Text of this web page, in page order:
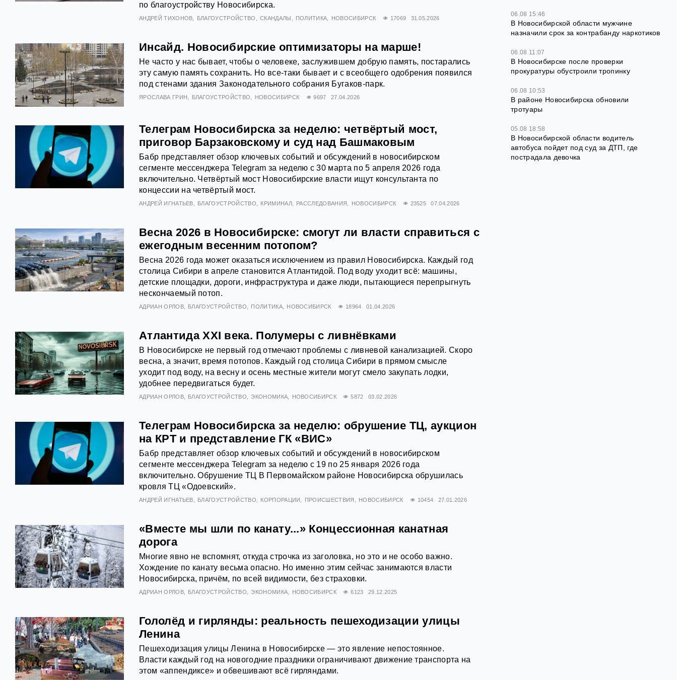
по благоустройству Новосибирска.
АНДРЕЙ ТИХОНОВ БЛАГОУСТРОЙСТВО СКАНДАЛЫ ПОЛИТИКА НОВОСИБИРСК 17069 31.05.2026
Инсайд. Новосибирские оптимизаторы на марше!
Не часто у нас бывает, чтобы о человеке, заслужившем добрую память, постарались
эту самую память сохранить. Но все-таки бывает и с всеобщего одобрения появился
под стенами здания Законодательного собрания Бугаков-парк.
ЯРОСЛАВА ГРИН БЛАГОУСТРОЙСТВО НОВОСИБИРСК 9697 27.04.2026
Телеграм Новосибирска за неделю: четвёртый мост,
приговор Барзаковскому и суд над Башмаковым
Бабр представляет обзор ключевых событий и обсуждений в новосибирском
сегменте мессенджера Telegram за неделю с 30 марта по 5 апреля 2026 года
включительно. Четвёртый мост Новосибирские власти ищут консультанта по
концессии на четвёртый мост.
АНДРЕЙ ИГНАТЬЕВ БЛАГОУСТРОЙСТВО КРИМИНАЛ РАССЛЕДОВАНИЯ НОВОСИБИРСК 23525 07.04.2026
Весна 2026 в Новосибирске: смогут ли власти справиться с
ежегодным весенним потопом?
Весна 2026 года может оказаться исключением из правил Новосибирска. Каждый год
столица Сибири в апреле становится Атлантидой. Под воду уходит всё: машины,
детские площадки, дороги, инфраструктура и даже люди, пытающиеся перепрыгнуть
нескончаемый потоп.
АДРИАН ОРЛОВ БЛАГОУСТРОЙСТВО ПОЛИТИКА НОВОСИБИРСК 18964 01.04.2026
Атлантида ХХI века. Полумеры с ливнёвками
В Новосибирске не первый год отмечают проблемы с ливневой канализацией. Скоро
весна, а значит, время потопов. Каждый год столица Сибири в прямом смысле
уходит под воду, на весну и осень местные жители могут смело закупать лодки,
удобнее передвигаться будет.
АДРИАН ОРЛОВ БЛАГОУСТРОЙСТВО ЭКОНОМИКА НОВОСИБИРСК 5872 03.02.2026
Телеграм Новосибирска за неделю: обрушение ТЦ, аукцион
на КРТ и представление ГК «ВИС»
Бабр представляет обзор ключевых событий и обсуждений в новосибирском
сегменте мессенджера Telegram за неделю с 19 по 25 января 2026 года
включительно. Обрушение ТЦ В Первомайском районе Новосибирска обрушилась
кровля ТЦ «Одоевский».
АНДРЕЙ ИГНАТЬЕВ БЛАГОУСТРОЙСТВО КОРПОРАЦИИ ПРОИСШЕСТВИЯ НОВОСИБИРСК 10454 27.01.2026
«Вместе мы шли по канату...» Концессионная канатная
дорога
Многие явно не вспомнят, откуда строчка из заголовка, но это и не особо важно.
Хождение по канату весьма опасно. Но именно этим сейчас занимаются власти
Новосибирска, причём, по всей видимости, без страховки.
АДРИАН ОРЛОВ БЛАГОУСТРОЙСТВО ЭКОНОМИКА НОВОСИБИРСК 6123 29.12.2025
Гололёд и гирлянды: реальность пешеходизации улицы
Ленина
Пешеходизация улицы Ленина в Новосибирске — это явление непостоянное.
Власти каждый год на новогодние праздники ограничивают движение транспорта на
этом «аппендиксе» и обвешивают всё гирляндами.
06.08 15:46
В Новосибирской области мужчине
назначили срок за контрабанду наркотиков
06.08 11:07
В Новосибирске после проверки
прокуратуры обустроили тропинку
06.08 10:53
В районе Новосибирска обновили
тротуары
05.08 18:58
В Новосибирской области водитель
автобуса пойдет под суд за ДТП, где
пострадала девочка